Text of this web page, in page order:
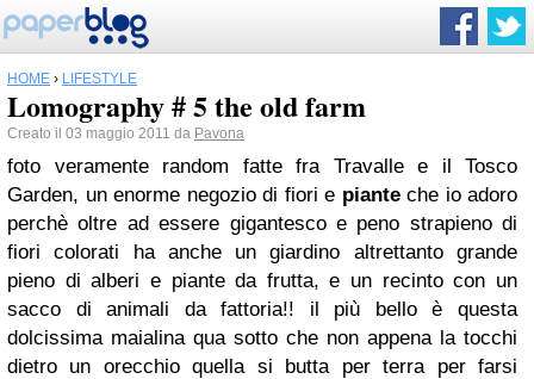
HOME › LIFESTYLE
Lomography # 5 the old farm
Creato il 03 maggio 2011 da Pavona
foto veramente random fatte fra Travalle e il Tosco
Garden, un enorme negozio di fiori e pianteche io adoro
perchè oltre ad essere gigantesco e peno strapieno di
fiori colorati ha anche un giardino altrettanto grande
pieno di alberi e piante da frutta, e un recinto con un
sacco di animali da fattoria!! il più bello è questa
dolcissima maialina qua sotto che non appena la tocchi
dietro un orecchio quella si butta per terra per farsi